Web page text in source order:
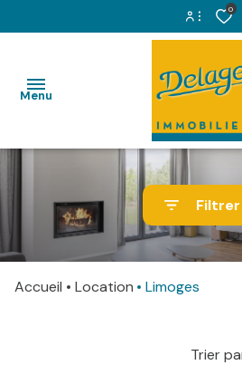
0
Menu
LOCATIONS
PROFESSIONNEL
Filtrer
Accueil Location Limoges
Trier